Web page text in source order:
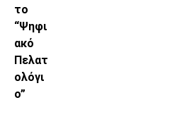
το
“Ψηφι
ακό
Πελατ
ολόγι
ο”